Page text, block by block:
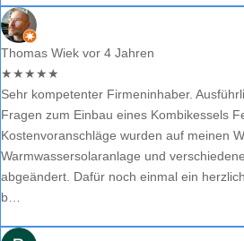
Thomas Wiek vor 4 Jahren
★★★★★
Sehr kompetenter Firmeninhaber.
Fragen zum Einbau eines Kombikessels
Kostenvoranschläge wurden auf meinen
Warmwassersolaranlage und
abgeändert. Dafür noch einmal ein
b…